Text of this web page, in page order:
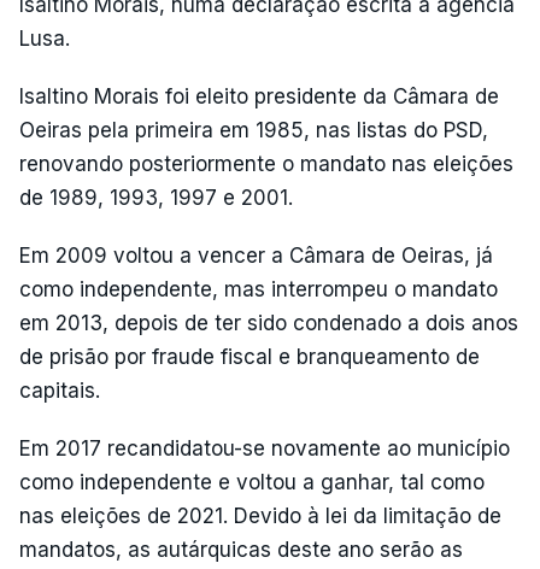
Lusa.
Isaltino Morais foi eleito presidente da Câmara de
Oeiras pela primeira em 1985, nas listas do PSD,
renovando posteriormente o mandato nas eleições
de 1989, 1993, 1997 e 2001.
Em 2009 voltou a vencer a Câmara de Oeiras, já
como independente, mas interrompeu o mandato
em 2013, depois de ter sido condenado a dois anos
de prisão por fraude fiscal e branqueamento de
capitais.
Em 2017 recandidatou-se novamente ao município
como independente e voltou a ganhar, tal como
nas eleições de 2021. Devido à lei da limitação de
mandatos, as autárquicas deste ano serão as